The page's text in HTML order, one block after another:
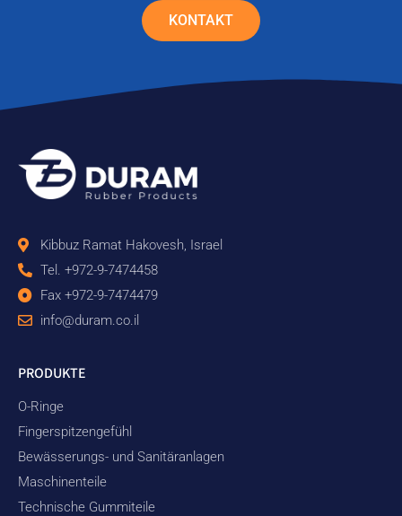
KONTAKT
Kibbuz Ramat Hakovesh, Israel
Tel. +972-9-7474458
Fax +972-9-7474479
info@duram.co.il
PRODUKTE
O-Ringe
Fingerspitzengefühl
Bewässerungs- und Sanitäranlagen
Maschinenteile
Technische Gummiteile